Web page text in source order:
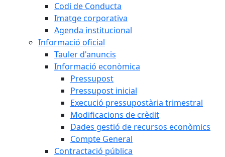
Codi de Conducta
Imatge corporativa
Agenda institucional
Informació oficial
Tauler d'anuncis
Informació econòmica
Pressupost
Pressupost inicial
Execució pressupostària trimestral
Modificacions de crèdit
Dades gestió de recursos econòmics
Compte General
Contractació pública